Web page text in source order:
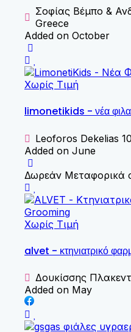
Σοφίας Βέμπο &
Greece
Added on October
Χωρίς Τιμή
limonetikids - νέα
Leoforos Dekelias
Added on June
Δωρεάν Μεταφορικά
Χωρίς Τιμή
alvet - κτηνιατρικό
Δουκίσσης
Added on May